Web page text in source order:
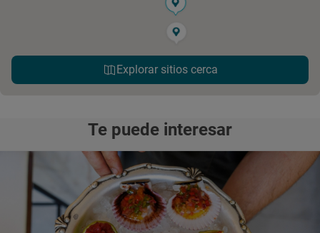
Explorar sitios cerca
Te puede interesar